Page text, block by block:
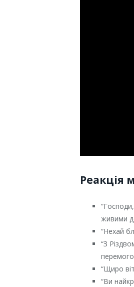
Реакція
живими
“Нехай
“З
“Щиро
“Ви